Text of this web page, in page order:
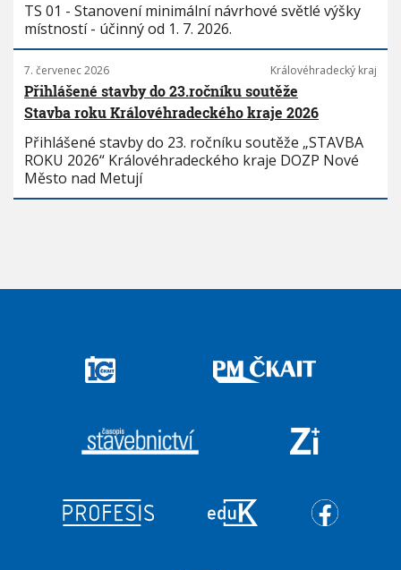
TS 01 - Stanovení minimální návrhové světlé výšky
místností - účinný od 1. 7. 2026.
7. červenec 2026 Královéhradecký kraj
Přihlášené stavby do 23.ročníku soutěže
Stavba roku Královéhradeckého kraje 2026
Přihlášené stavby do 23. ročníku soutěže „STAVBA
ROKU 2026“ Královéhradeckého kraje DOZP Nové
Město nad Metují